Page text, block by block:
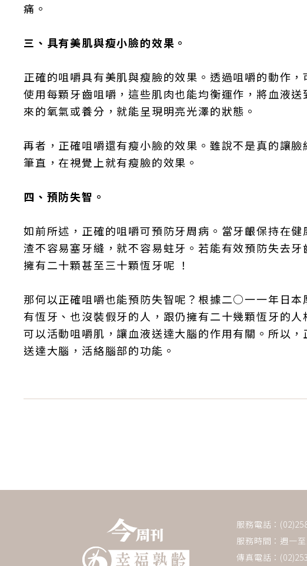
痛。
三、具有美肌與瘦小臉的效果。
正確的咀嚼具有美肌與瘦臉的效果。透過咀嚼的動作
使用每顆牙齒咀嚼，這些肌肉也能均衡運作，將血液
來的氧氣或養分，就能呈現明亮光澤的狀態。
再者，正確咀嚼還有瘦小臉的效果。雖說不是真的讓
筆直，在視覺上就有瘦臉的效果。
四、預防失智。
如前所述，正確的咀嚼可預防牙周病。當牙齦保持在
渣不容易塞牙縫，就不容易蛀牙。若能有效預防失去
擁有二十顆甚至三十顆恆牙呢 ！
那何以正確咀嚼也能預防失智呢？根據二○一一年日
有恆牙、也沒裝假牙的人，跟仍擁有二十幾顆恆牙的
可以活動咀嚼肌，讓血液送達大腦的作用有關。所以
送達大腦，活絡腦部的功能。
服務電話：
服務時間：週一
傳真電話：